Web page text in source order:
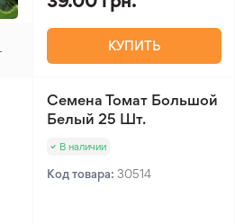
КУПИТЬ
Семена Томат Большой
Белый 25 Шт.
В наличии
Код товара: 30514